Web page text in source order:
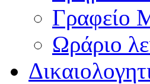
Γραφείο
Ωράριο